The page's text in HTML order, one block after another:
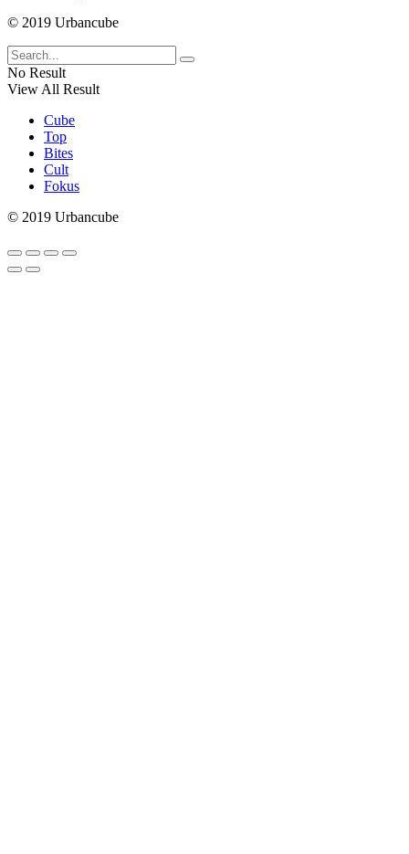
© 2019 Urbancube
No Result
View All Result
Cube
Top
Bites
Cult
Fokus
© 2019 Urbancube